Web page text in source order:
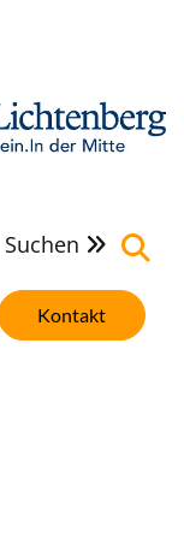
Suchen 
Kontakt